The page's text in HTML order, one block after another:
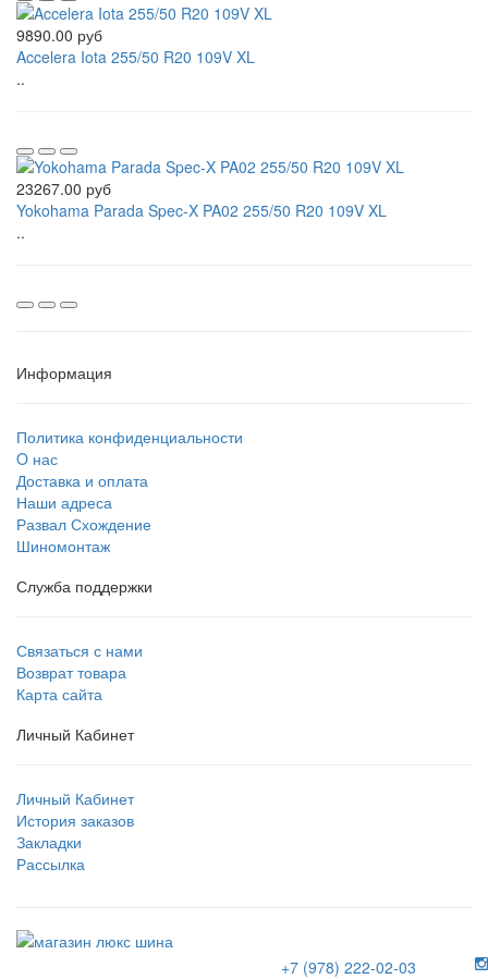
9890.00 руб
Accelera Iota 255/50 R20 109V XL
..
23267.00 руб
Yokohama Parada Spec-X PA02 255/50 R20 109V XL
..
Информация
Политика конфиденциальности
O нас
Доставка и оплата
Наши адреса
Развал Схождение
Шиномонтаж
Служба поддержки
Связаться с нами
Возврат товара
Карта сайта
Личный Кабинет
Личный Кабинет
История заказов
Закладки
Рассылка
+7 (978) 222-02-03